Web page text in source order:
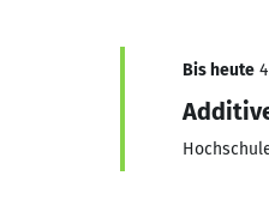
Bis heute